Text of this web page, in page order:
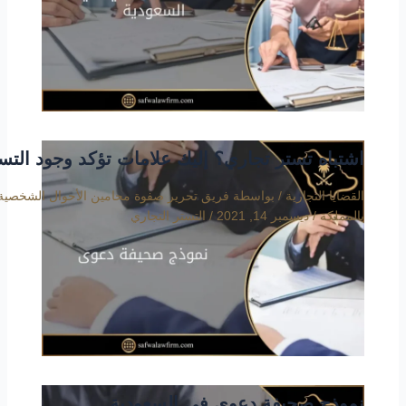
اشتباه تستر تجاري؟ إليك علامات تؤكد وجود
القضايا التجارية / بواسطة فريق تحرير صفوة محامين الأحوال
بالمملكة/ديسمبر 14, 2021 / التستر التجاري